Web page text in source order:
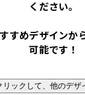
ください。
すめデザインか
可能です！
リックして、他のデザ